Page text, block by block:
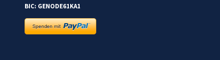
BIC: GENODE61KA1